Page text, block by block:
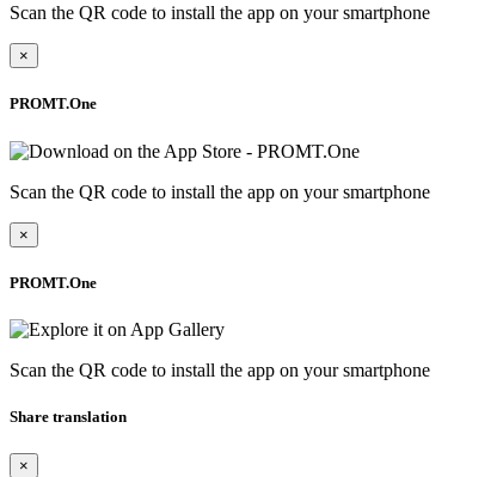
Scan the QR code to install the app on your smartphone
×
PROMT.One
Scan the QR code to install the app on your smartphone
×
PROMT.One
Scan the QR code to install the app on your smartphone
Share translation
×